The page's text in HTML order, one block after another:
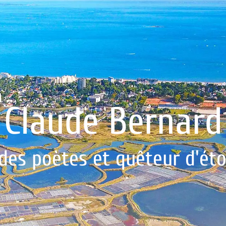
Claude Bernard
poètes et quêteur